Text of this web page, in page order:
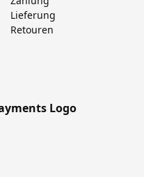
Lieferung
Retouren